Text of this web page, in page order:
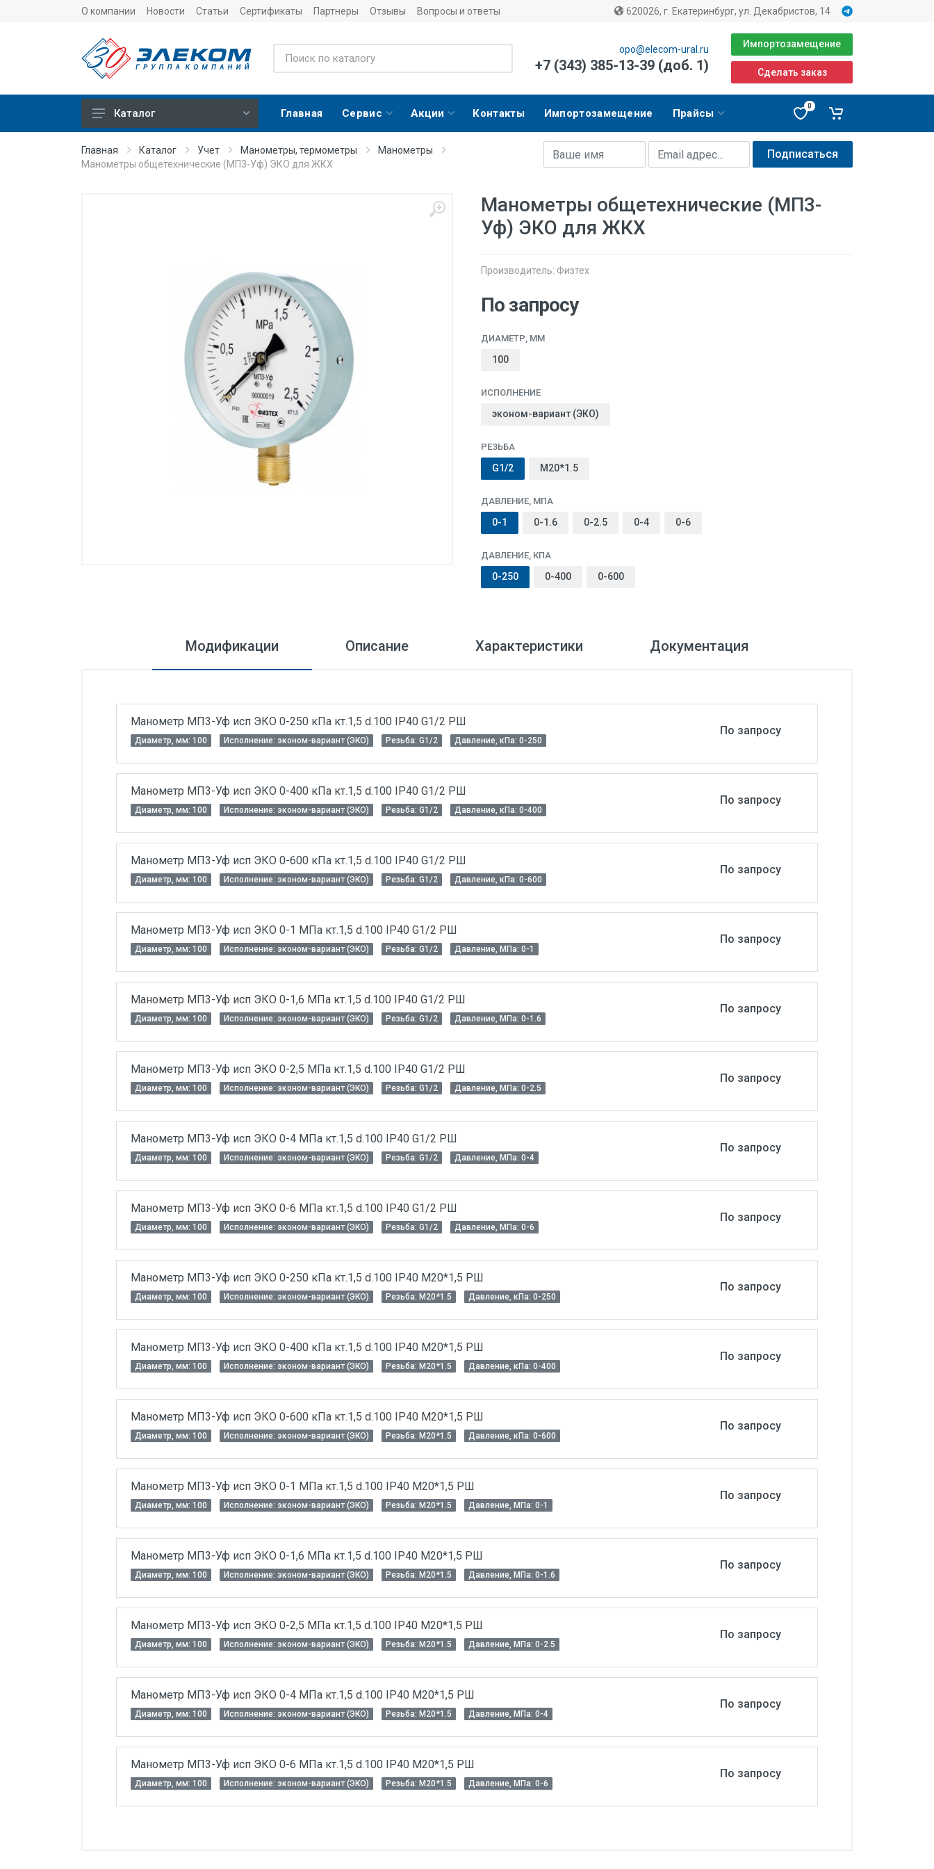
О компании Новости Статьи Сертификаты Партнеры Отзывы Вопросы и ответы 620026, г. Екатеринбург, ул. Декабристов, 14
opo@elecom-ural.ru
+7 (343) 385-13-39 (доб. 1)
Импортозамещение
Сделать заказ
Тепловычислители
Манометры, термометры
Оборудование для монтажа
Сумматоры электроэнергии
Специализированное
Универсальное
Теплообменное оборудование
Теплообменники ТТАИ
Шаровые краны
Приводы
Каталог Главная Сервис Акции Контакты Импортозамещение Прайсы
0
Главная Каталог Учет Манометры, термометры
Манометры
Манометры общетехнические (МП3-Уф) ЭКО для ЖКХ
Имя
E-mail адрес Подписаться
Манометры общетехнические (МП3-
Уф) ЭКО для ЖКХ
Производитель: Физтех
По запросу
ДИАМЕТР, ММ
100
ИСПОЛНЕНИЕ
эконом-вариант (ЭКО)
РЕЗЬБА
G1/2 M20*1.5
ДАВЛЕНИЕ, МПА
0-1 0-1.6 0-2.5 0-4 0-6
ДАВЛЕНИЕ, КПА
0-250 0-400 0-600
Модификации Описание Характеристики Документация
Манометр МП3-Уф исп ЭКО 0-250 кПа кт.1,5 d.100 IP40 G1/2 РШ
Диаметр, мм: 100 Исполнение: эконом-вариант (ЭКО) Резьба: G1/2 Давление, кПа: 0-250
По запросу
Манометр МП3-Уф исп ЭКО 0-400 кПа кт.1,5 d.100 IP40 G1/2 РШ
Диаметр, мм: 100 Исполнение: эконом-вариант (ЭКО) Резьба: G1/2 Давление, кПа: 0-400
По запросу
Манометр МП3-Уф исп ЭКО 0-600 кПа кт.1,5 d.100 IP40 G1/2 РШ
Диаметр, мм: 100 Исполнение: эконом-вариант (ЭКО) Резьба: G1/2 Давление, кПа: 0-600
По запросу
Манометр МП3-Уф исп ЭКО 0-1 МПа кт.1,5 d.100 IP40 G1/2 РШ
Диаметр, мм: 100 Исполнение: эконом-вариант (ЭКО) Резьба: G1/2 Давление, МПа: 0-1
По запросу
Манометр МП3-Уф исп ЭКО 0-1,6 МПа кт.1,5 d.100 IP40 G1/2 РШ
Диаметр, мм: 100 Исполнение: эконом-вариант (ЭКО) Резьба: G1/2 Давление, МПа: 0-1.6
По запросу
Манометр МП3-Уф исп ЭКО 0-2,5 МПа кт.1,5 d.100 IP40 G1/2 РШ
Диаметр, мм: 100 Исполнение: эконом-вариант (ЭКО) Резьба: G1/2 Давление, МПа: 0-2.5
По запросу
Манометр МП3-Уф исп ЭКО 0-4 МПа кт.1,5 d.100 IP40 G1/2 РШ
Диаметр, мм: 100 Исполнение: эконом-вариант (ЭКО) Резьба: G1/2 Давление, МПа: 0-4
По запросу
Манометр МП3-Уф исп ЭКО 0-6 МПа кт.1,5 d.100 IP40 G1/2 РШ
Диаметр, мм: 100 Исполнение: эконом-вариант (ЭКО) Резьба: G1/2 Давление, МПа: 0-6
По запросу
Манометр МП3-Уф исп ЭКО 0-250 кПа кт.1,5 d.100 IP40 M20*1,5 РШ
Диаметр, мм: 100 Исполнение: эконом-вариант (ЭКО) Резьба: M20*1.5 Давление, кПа: 0-250
По запросу
Манометр МП3-Уф исп ЭКО 0-400 кПа кт.1,5 d.100 IP40 M20*1,5 РШ
Диаметр, мм: 100 Исполнение: эконом-вариант (ЭКО) Резьба: M20*1.5 Давление, кПа: 0-400
По запросу
Манометр МП3-Уф исп ЭКО 0-600 кПа кт.1,5 d.100 IP40 M20*1,5 РШ
Диаметр, мм: 100 Исполнение: эконом-вариант (ЭКО) Резьба: M20*1.5 Давление, кПа: 0-600
По запросу
Манометр МП3-Уф исп ЭКО 0-1 МПа кт.1,5 d.100 IP40 M20*1,5 РШ
Диаметр, мм: 100 Исполнение: эконом-вариант (ЭКО) Резьба: M20*1.5 Давление, МПа: 0-1
По запросу
Манометр МП3-Уф исп ЭКО 0-1,6 МПа кт.1,5 d.100 IP40 M20*1,5 РШ
Диаметр, мм: 100 Исполнение: эконом-вариант (ЭКО) Резьба: M20*1.5 Давление, МПа: 0-1.6
По запросу
Манометр МП3-Уф исп ЭКО 0-2,5 МПа кт.1,5 d.100 IP40 M20*1,5 РШ
Диаметр, мм: 100 Исполнение: эконом-вариант (ЭКО) Резьба: M20*1.5 Давление, МПа: 0-2.5
По запросу
Манометр МП3-Уф исп ЭКО 0-4 МПа кт.1,5 d.100 IP40 M20*1,5 РШ
Диаметр, мм: 100 Исполнение: эконом-вариант (ЭКО) Резьба: M20*1.5 Давление, МПа: 0-4
По запросу
Манометр МП3-Уф исп ЭКО 0-6 МПа кт.1,5 d.100 IP40 M20*1,5 РШ
Диаметр, мм: 100 Исполнение: эконом-вариант (ЭКО) Резьба: M20*1.5 Давление, МПа: 0-6
По запросу